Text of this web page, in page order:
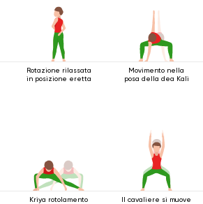
Rotazione rilassata
in posizione eretta
Movimento nella
posa della dea Kali
Kriya rotolamento
Il cavaliere si muove